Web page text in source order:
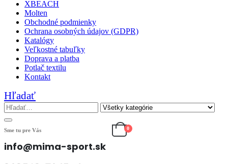
XBEACH
Molten
Obchodné podmienky
Ochrana osobných údajov (GDPR)
Katalógy
Veľkostné tabuľky
Doprava a platba
Potlač textilu
Kontakt
Hľadať
Sme tu pre Vás
info@mima-sport.sk
0